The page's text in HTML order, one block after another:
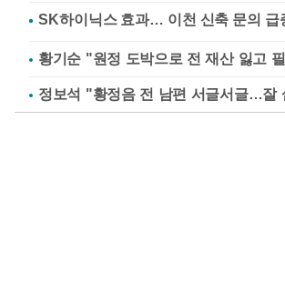
황기순 "원정 도박으로 전 재산 잃고
정보석 "황정음 전 남편 서글서글…잘